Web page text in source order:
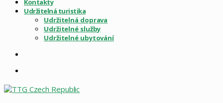
Kontakty
Udržitelná turistika
Udržitelná doprava
Udržitelné služby
Udržitelné ubytování